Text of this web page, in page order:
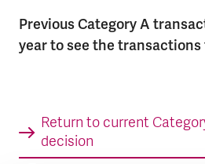
Previous Category A
year to see the
Return to current
decision